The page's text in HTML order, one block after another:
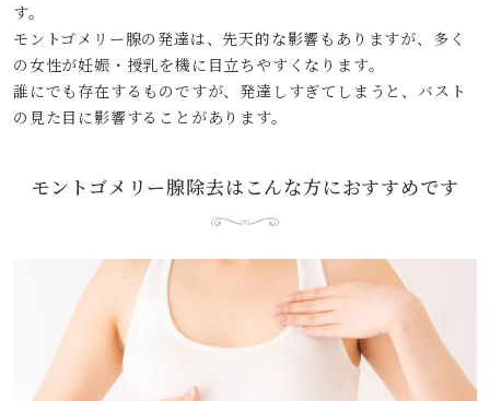
す。
モントゴメリー腺の発達は、先天的な影響もありますが、多く
の女性が妊娠・授乳を機に目立ちやすくなります。
誰にでも存在するものですが、発達しすぎてしまうと、バスト
の見た目に影響することがあります。
モントゴメリー腺除去は こんな方におすすめです